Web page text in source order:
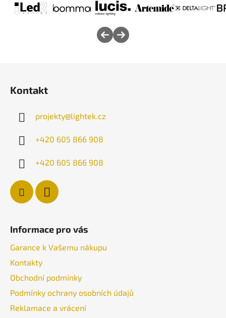
Kontakt
projekty@lightek.cz
+420 605 866 908
+420 605 866 908
Informace pro vás
Garance k Vašemu nákupu
Kontakty
Obchodní podmínky
Podmínky ochrany osobních údajů
Reklamace a vrácení